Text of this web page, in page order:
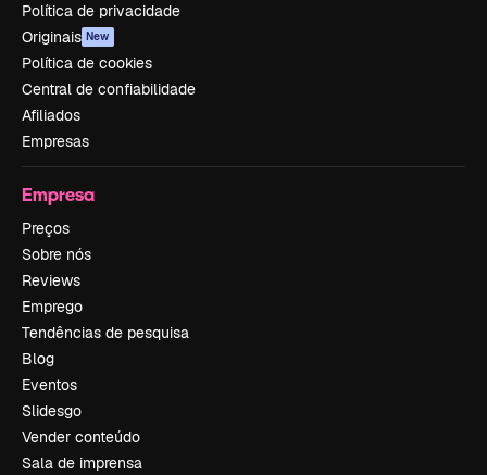
Política de privacidade
Originais New
Política de cookies
Central de confiabilidade
Afiliados
Empresas
Empresa
Preços
Sobre nós
Reviews
Emprego
Tendências de pesquisa
Blog
Eventos
Slidesgo
Vender conteúdo
Sala de imprensa